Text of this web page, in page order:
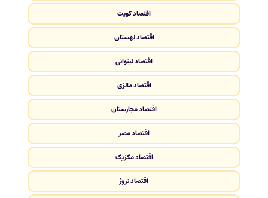
اقتصاد کویت
اقتصاد لهستان
اقتصاد لیتوانی
اقتصاد مالزی
اقتصاد مجارستان
اقتصاد مصر
اقتصاد مکزیک
اقتصاد نروژ